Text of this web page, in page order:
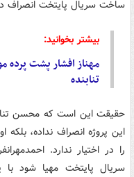
ساخت سریال پایتخت انصراف
بیشتر بخوانید:
مهناز افشار پشت
تنابنده
حقیقت این است که محسن
این پروژه انصراف نداده،
را در اختیار ندارد.
سریال پایتخت مهیا شود با